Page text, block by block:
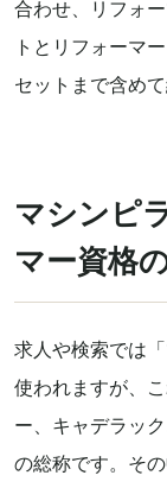
合わせ、リフォ
トとリフォーマ
セットまで含め
マシンピ
マー資格
求人や検索では
使われますが、
ー、キャデラッ
の総称です。そ